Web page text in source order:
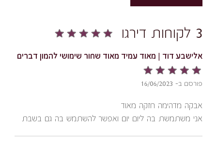
3 לקוחות דירגו
אלישבע דוד | מאוד עמיד מאוד שחור שימושי להמון דברים
פורסם ב- 16/06/2023
אבקה מדהימה חזקה מאוד
אני משתמשת בה ליום יום ואפשר להשתמש בה גם בשבת